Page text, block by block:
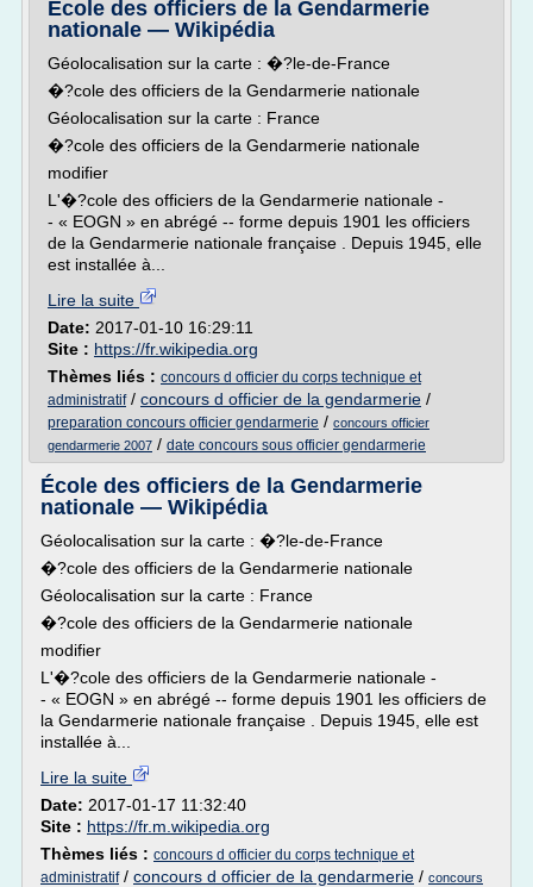
École des officiers de la Gendarmerie
nationale — Wikipédia
Géolocalisation sur la carte : �?le-de-France
�?cole des officiers de la Gendarmerie nationale
Géolocalisation sur la carte : France
�?cole des officiers de la Gendarmerie nationale
modifier
L'�?cole des officiers de la Gendarmerie nationale -
- « EOGN » en abrégé -- forme depuis 1901 les officiers
de la Gendarmerie nationale française . Depuis 1945, elle
est installée à...
Lire la suite
Date: 2017-01-10 16:29:11
Site : https://fr.wikipedia.org
Thèmes liés : concours d officier du corps technique et
administratif/ concours d officier de la gendarmerie /
preparation concours officier gendarmerie / concours officier
gendarmerie 2007 / date concours sous officier gendarmerie
École des officiers de la Gendarmerie
nationale — Wikipédia
Géolocalisation sur la carte : �?le-de-France
�?cole des officiers de la Gendarmerie nationale
Géolocalisation sur la carte : France
�?cole des officiers de la Gendarmerie nationale
modifier
L'�?cole des officiers de la Gendarmerie nationale -
- « EOGN » en abrégé -- forme depuis 1901 les officiers de
la Gendarmerie nationale française . Depuis 1945, elle est
installée à...
Lire la suite
Date: 2017-01-17 11:32:40
Site : https://fr.m.wikipedia.org
Thèmes liés : concours d officier du corps technique et
administratif/ concours d officier de la gendarmerie / concours